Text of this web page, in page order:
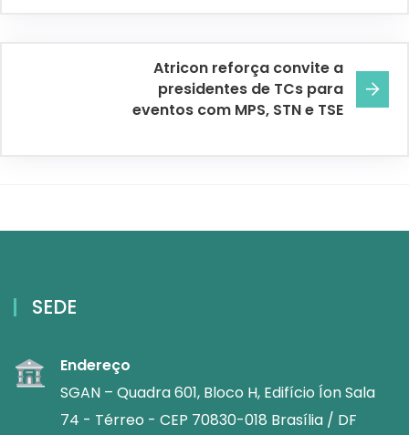
Atricon reforça convite a
presidentes de TCs para
eventos com MPS, STN e TSE
SEDE
Endereço
SGAN – Quadra 601, Bloco H, Edifício Íon Sala
74 - Térreo - CEP 70830-018 Brasília / DF